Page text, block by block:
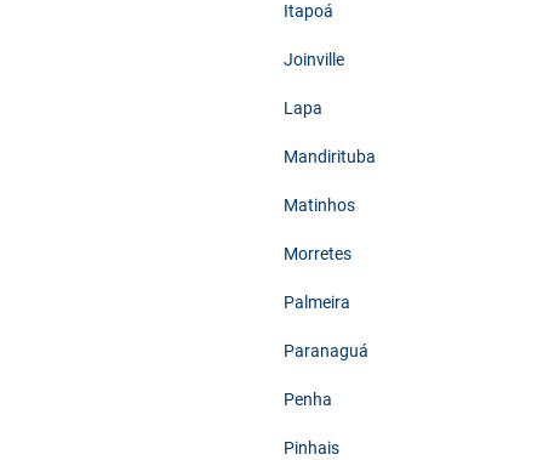
Itapoá
Joinville
Lapa
Mandirituba
Matinhos
Morretes
Palmeira
Paranaguá
Penha
Pinhais